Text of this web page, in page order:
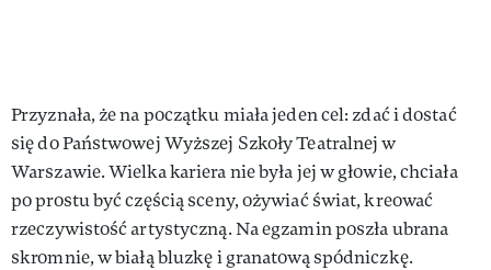
Przyznała, że na początku miała jeden cel: zdać i dostać
się do Państwowej Wyższej Szkoły Teatralnej w
Warszawie. Wielka kariera nie była jej w głowie, chciała
po prostu być częścią sceny, ożywiać świat, kreować
rzeczywistość artystyczną. Na egzamin poszła ubrana
skromnie, w białą bluzkę i granatową spódniczkę.